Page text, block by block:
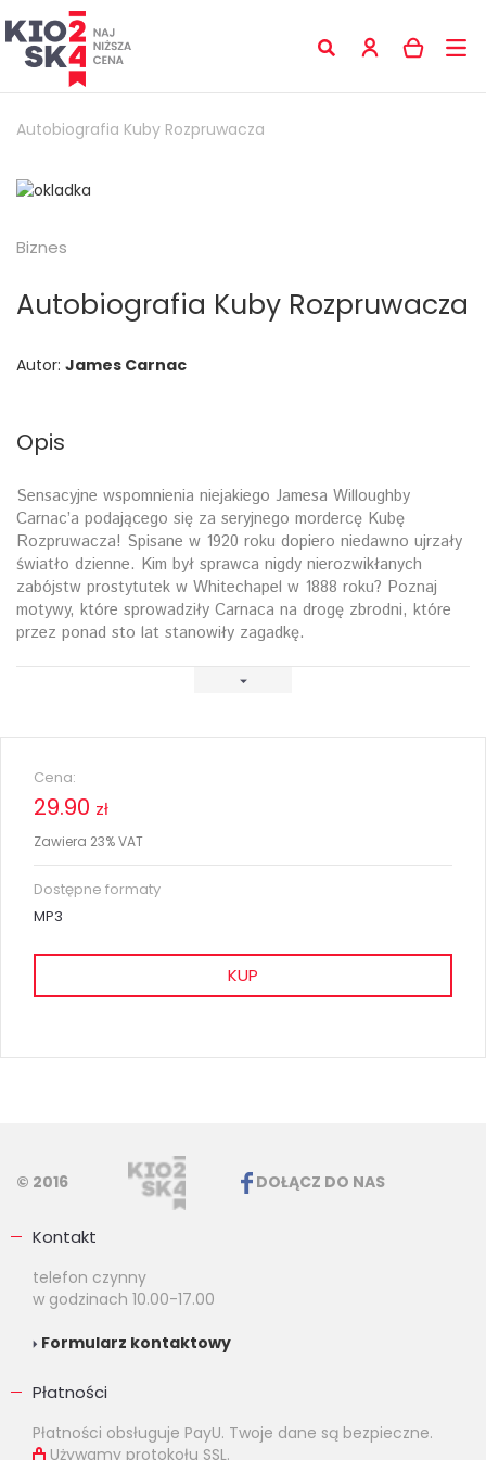
Autobiografia Kuby Rozpruwacza
Biznes
Autobiografia Kuby Rozpruwacza
Autor: James Carnac
Opis
Sensacyjne wspomnienia niejakiego Jamesa Willoughby
Carnac’a podającego się za seryjnego mordercę Kubę
Rozpruwacza! Spisane w 1920 roku dopiero niedawno ujrzały
światło dzienne. Kim był sprawca nigdy nierozwikłanych
zabójstw prostytutek w Whitechapel w 1888 roku? Poznaj
motywy, które sprowadziły Carnaca na drogę zbrodni, które
przez ponad sto lat stanowiły zagadkę.
Cena:
29.90 zł
Zawiera 23% VAT
Dostępne formaty
MP3
KUP
© 2016 DOŁĄCZ DO NAS
Kontakt
telefon czynny
w godzinach 10.00-17.00
Formularz kontaktowy
Płatności
Płatności obsługuje PayU. Twoje dane są bezpieczne.
Używamy protokołu SSL.